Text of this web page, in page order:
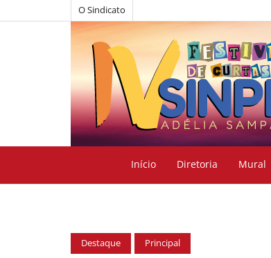
O Sindicato
Início Diretoria Mural
Destaque Principal